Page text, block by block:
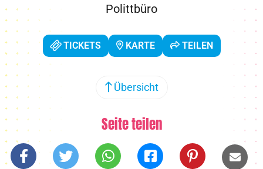
Polittbüro
TICKETS KARTE TEILEN
Übersicht
Seite teilen